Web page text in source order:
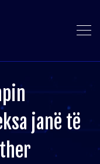
janë të